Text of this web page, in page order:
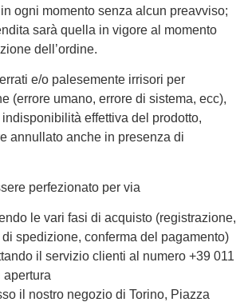
ogni momento senza alcun preavviso;
sarà quella in vigore al momento
dell’ordine.
e/o palesemente irrisori per
(errore umano, errore di sistema, ecc),
effettiva del prodotto,
annullato anche in presenza di
perfezionato per via
le vari fasi di acquisto (registrazione,
spedizione, conferma del pagamento)
il servizio clienti al numero +39 011
apertura
il nostro negozio di Torino, Piazza